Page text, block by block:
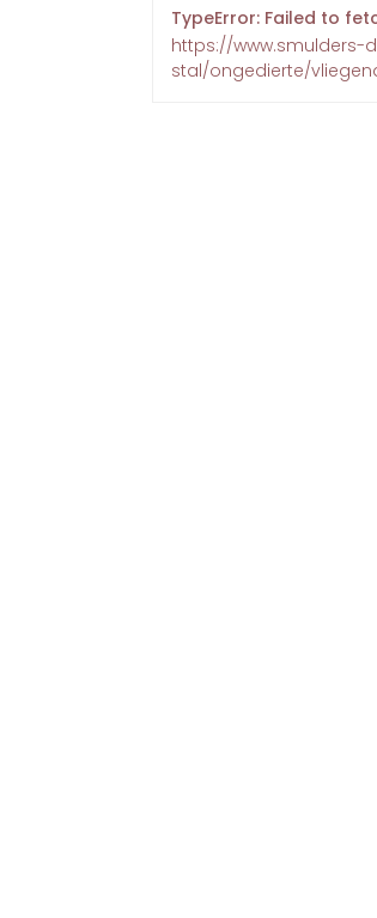
TypeError: Failed to
https://www.smulders-
stal/ongedierte/